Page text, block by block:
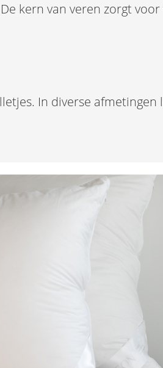
kern van veren zorgt
In diverse afmetingen